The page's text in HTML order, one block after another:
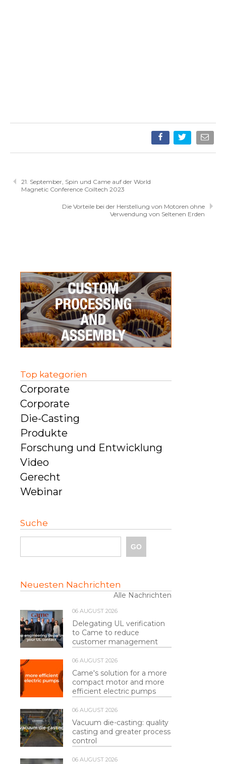
21. September, Spin und Came auf der World
Magnetic Conference Coiltech 2023
Die Vorteile bei der Herstellung von Motoren ohne
Verwendung von Seltenen Erden
Top kategorien
Corporate
Corporate
Die-Casting
Produkte
Forschung und Entwicklung
Video
Gerecht
Webinar
Suche
Neuesten Nachrichten
Alle Nachrichten
06 AUGUST 2026
Delegating UL verification
to Came to reduce
customer management
06 AUGUST 2026
Came's solution for a more
compact motor and more
efficient electric pumps
06 AUGUST 2026
Vacuum die-casting: quality
casting and greater process
control
06 AUGUST 2026